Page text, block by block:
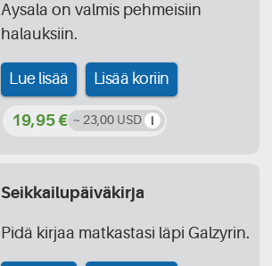
Aysala on valmis pehmeisiin
halauksiin.
Lue lisää Lisää koriin
19,95 € ~ 23,00 USD
Seikkailupäiväkirja
Pidä kirjaa matkastasi läpi Galzyrin.